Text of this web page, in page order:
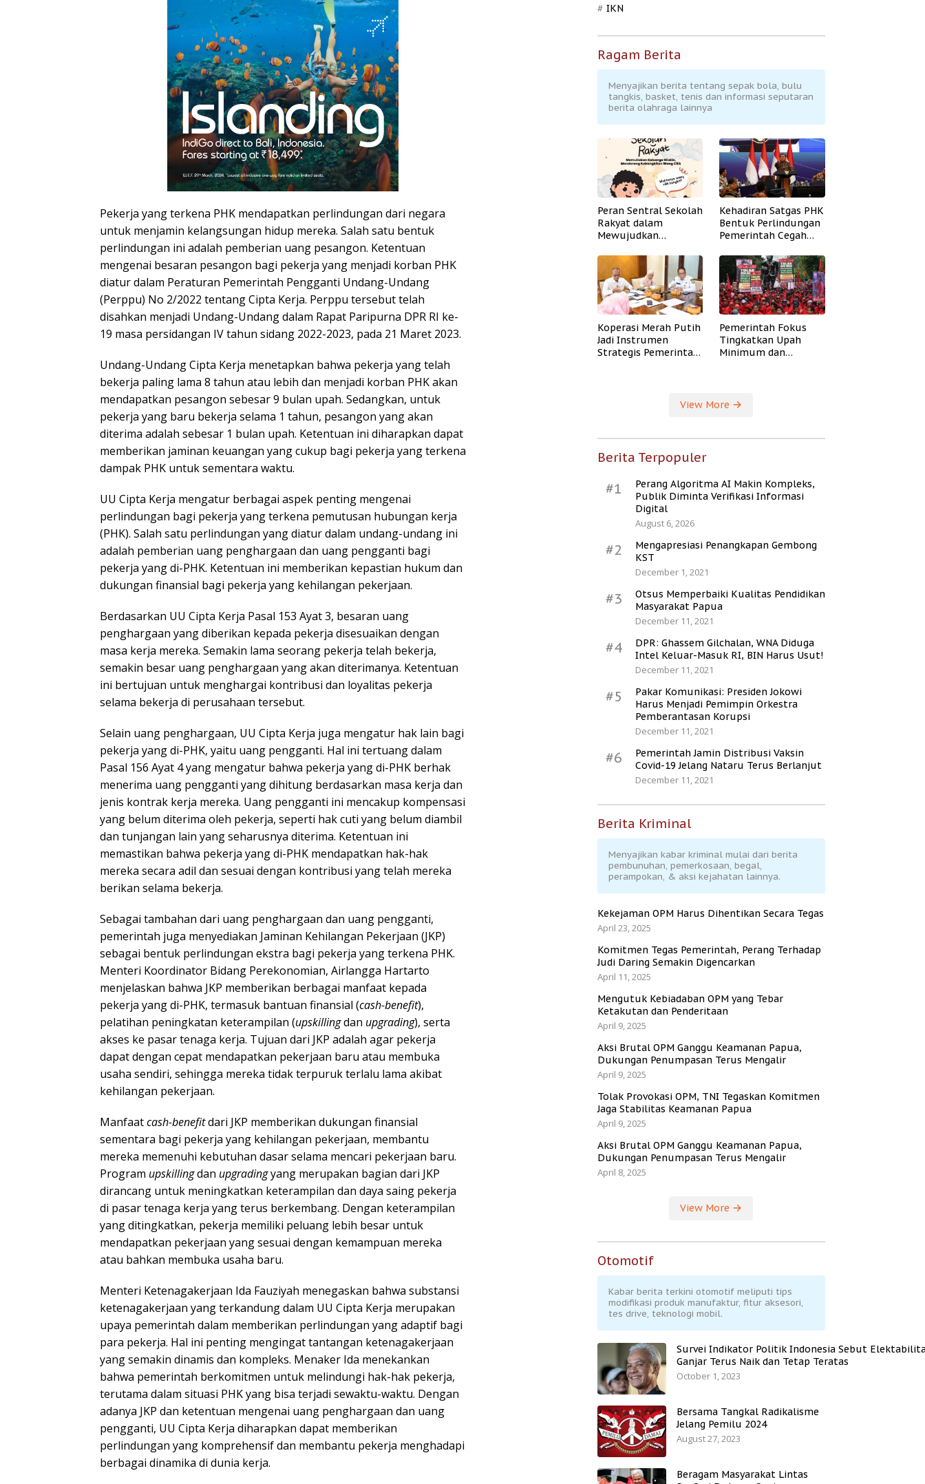
Pekerja yang terkena PHK mendapatkan perlindungan dari negara
untuk menjamin kelangsungan hidup mereka. Salah satu bentuk
perlindungan ini adalah pemberian uang pesangon. Ketentuan
mengenai besaran pesangon bagi pekerja yang menjadi korban PHK
diatur dalam Peraturan Pemerintah Pengganti Undang-Undang
(Perppu) No 2/2022 tentang Cipta Kerja. Perppu tersebut telah
disahkan menjadi Undang-Undang dalam Rapat Paripurna DPR RI ke-
19 masa persidangan IV tahun sidang 2022-2023, pada 21 Maret 2023.
Undang-Undang Cipta Kerja menetapkan bahwa pekerja yang telah
bekerja paling lama 8 tahun atau lebih dan menjadi korban PHK akan
mendapatkan pesangon sebesar 9 bulan upah. Sedangkan, untuk
pekerja yang baru bekerja selama 1 tahun, pesangon yang akan
diterima adalah sebesar 1 bulan upah. Ketentuan ini diharapkan dapat
memberikan jaminan keuangan yang cukup bagi pekerja yang terkena
dampak PHK untuk sementara waktu.
UU Cipta Kerja mengatur berbagai aspek penting mengenai
perlindungan bagi pekerja yang terkena pemutusan hubungan kerja
(PHK). Salah satu perlindungan yang diatur dalam undang-undang ini
adalah pemberian uang penghargaan dan uang pengganti bagi
pekerja yang di-PHK. Ketentuan ini memberikan kepastian hukum dan
dukungan finansial bagi pekerja yang kehilangan pekerjaan.
Berdasarkan UU Cipta Kerja Pasal 153 Ayat 3, besaran uang
penghargaan yang diberikan kepada pekerja disesuaikan dengan
masa kerja mereka. Semakin lama seorang pekerja telah bekerja,
semakin besar uang penghargaan yang akan diterimanya. Ketentuan
ini bertujuan untuk menghargai kontribusi dan loyalitas pekerja
selama bekerja di perusahaan tersebut.
Selain uang penghargaan, UU Cipta Kerja juga mengatur hak lain bagi
pekerja yang di-PHK, yaitu uang pengganti. Hal ini tertuang dalam
Pasal 156 Ayat 4 yang mengatur bahwa pekerja yang di-PHK berhak
menerima uang pengganti yang dihitung berdasarkan masa kerja dan
jenis kontrak kerja mereka. Uang pengganti ini mencakup kompensasi
yang belum diterima oleh pekerja, seperti hak cuti yang belum diambil
dan tunjangan lain yang seharusnya diterima. Ketentuan ini
memastikan bahwa pekerja yang di-PHK mendapatkan hak-hak
mereka secara adil dan sesuai dengan kontribusi yang telah mereka
berikan selama bekerja.
Sebagai tambahan dari uang penghargaan dan uang pengganti,
pemerintah juga menyediakan Jaminan Kehilangan Pekerjaan (JKP)
sebagai bentuk perlindungan ekstra bagi pekerja yang terkena PHK.
Menteri Koordinator Bidang Perekonomian, Airlangga Hartarto
menjelaskan bahwa JKP memberikan berbagai manfaat kepada
pekerja yang di-PHK, termasuk bantuan finansial (cash-benefit),
pelatihan peningkatan keterampilan (upskillingdan upgrading), serta
akses ke pasar tenaga kerja. Tujuan dari JKP adalah agar pekerja
dapat dengan cepat mendapatkan pekerjaan baru atau membuka
usaha sendiri, sehingga mereka tidak terpuruk terlalu lama akibat
kehilangan pekerjaan.
Manfaatcash-benefitdari JKP memberikan dukungan finansial
sementara bagi pekerja yang kehilangan pekerjaan, membantu
mereka memenuhi kebutuhan dasar selama mencari pekerjaan baru.
Program upskillingdan upgradingyang merupakan bagian dari JKP
dirancang untuk meningkatkan keterampilan dan daya saing pekerja
di pasar tenaga kerja yang terus berkembang. Dengan keterampilan
yang ditingkatkan, pekerja memiliki peluang lebih besar untuk
mendapatkan pekerjaan yang sesuai dengan kemampuan mereka
atau bahkan membuka usaha baru.
Menteri Ketenagakerjaan Ida Fauziyah menegaskan bahwa substansi
ketenagakerjaan yang terkandung dalam UU Cipta Kerja merupakan
upaya pemerintah dalam memberikan perlindungan yang adaptif bagi
para pekerja. Hal ini penting mengingat tantangan ketenagakerjaan
yang semakin dinamis dan kompleks. Menaker Ida menekankan
bahwa pemerintah berkomitmen untuk melindungi hak-hak pekerja,
terutama dalam situasi PHK yang bisa terjadi sewaktu-waktu. Dengan
adanya JKP dan ketentuan mengenai uang penghargaan dan uang
pengganti, UU Cipta Kerja diharapkan dapat memberikan
perlindungan yang komprehensif dan membantu pekerja menghadapi
berbagai dinamika di dunia kerja.
IKN
Ragam Berita
Menyajikan berita tentang sepak bola, bulu
tangkis, basket, tenis dan informasi seputaran
berita olahraga lainnya
Peran Sentral Sekolah
Rakyat dalam
Mewujudkan
Kehadiran Satgas PHK
Bentuk Perlindungan
Pemerintah Cegah
Koperasi Merah Putih
Jadi Instrumen
Strategis Pemerintah
Pemerintah Fokus
Tingkatkan Upah
Minimum dan
View More
Berita Terpopuler
#1
Perang Algoritma AI Makin Kompleks,
Publik Diminta Verifikasi Informasi
Digital
August 6, 2026
#2
Mengapresiasi Penangkapan Gembong
KST
December 1, 2021
#3
Otsus Memperbaiki Kualitas Pendidikan
Masyarakat Papua
December 11, 2021
#4
DPR: Ghassem Gilchalan, WNA Diduga
Intel Keluar-Masuk RI, BIN Harus Usut!
December 11, 2021
#5
Pakar Komunikasi: Presiden Jokowi
Harus Menjadi Pemimpin Orkestra
Pemberantasan Korupsi
December 11, 2021
#6
Pemerintah Jamin Distribusi Vaksin
Covid-19 Jelang Nataru Terus Berlanjut
December 11, 2021
Berita Kriminal
Menyajikan kabar kriminal mulai dari berita
pembunuhan, pemerkosaan, begal,
perampokan, & aksi kejahatan lainnya.
Kekejaman OPM Harus Dihentikan Secara Tegas
April 23, 2025
Komitmen Tegas Pemerintah, Perang Terhadap
Judi Daring Semakin Digencarkan
April 11, 2025
Mengutuk Kebiadaban OPM yang Tebar
Ketakutan dan Penderitaan
April 9, 2025
Aksi Brutal OPM Ganggu Keamanan Papua,
Dukungan Penumpasan Terus Mengalir
April 9, 2025
Tolak Provokasi OPM, TNI Tegaskan Komitmen
Jaga Stabilitas Keamanan Papua
April 9, 2025
Aksi Brutal OPM Ganggu Keamanan Papua,
Dukungan Penumpasan Terus Mengalir
April 8, 2025
View More
Otomotif
Kabar berita terkini otomotif meliputi tips
modifikasi produk manufaktur, fitur aksesori,
tes drive, teknologi mobil.
Survei Indikator Politik Indonesia Sebut
Ganjar Terus Naik dan Tetap Teratas
October 1, 2023
Bersama Tangkal Radikalisme
Jelang Pemilu 2024
August 27, 2023
Beragam Masyarakat Lintas